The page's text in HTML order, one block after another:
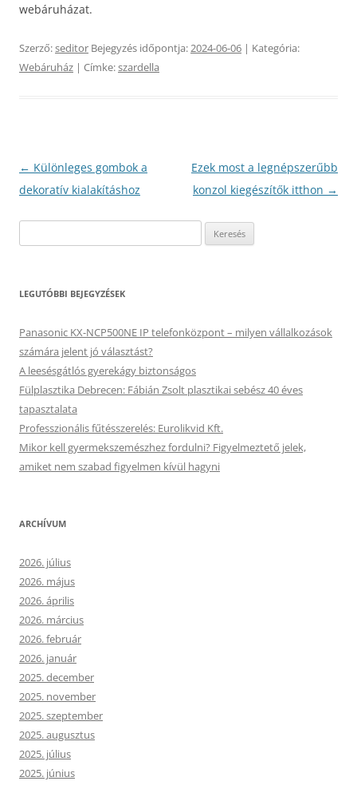
webáruházat.
Szerző:seditor Bejegyzés időpontja:2024-06-06 | Kategória:
Webáruház | Címke:szardella
Bejegyzés
navigáció
← Különleges gombok a
dekoratív kialakításhoz
Ezek most a legnépszerűbb
konzol kiegészítők itthon →
LEGUTÓBBI BEJEGYZÉSEK
Panasonic KX-NCP500NE IP telefonközpont – milyen vállalkozások
számára jelent jó választást?
A leesésgátlós gyerekágy biztonságos
Fülplasztika Debrecen: Fábián Zsolt plasztikai sebész 40 éves
tapasztalata
Professzionális fűtésszerelés: Eurolikvid Kft.
Mikor kell gyermekszemészhez fordulni? Figyelmeztető jelek,
amiket nem szabad figyelmen kívül hagyni
ARCHÍVUM
2026. július
2026. május
2026. április
2026. március
2026. február
2026. január
2025. december
2025. november
2025. szeptember
2025. augusztus
2025. július
2025. június